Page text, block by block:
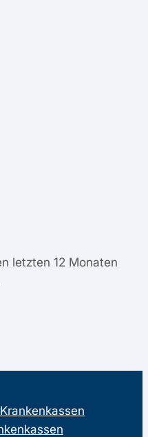
letzten 12 Monaten